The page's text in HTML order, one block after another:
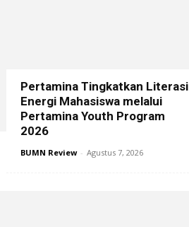
Pertamina Tingkatkan Literasi
Energi Mahasiswa melalui
Pertamina Youth Program
2026
BUMN Review - Agustus 7, 2026